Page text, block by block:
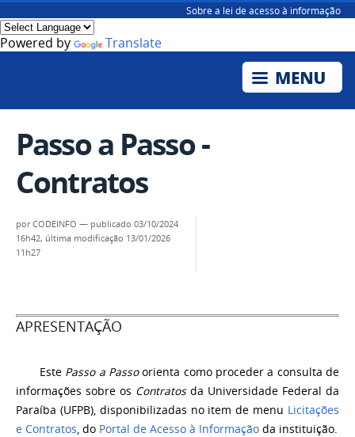
Sobre a lei de acesso à informação
Powered by Translate
Passo a Passo -
Contratos
porCODEINFO — publicado 03/10/2024
16h42, última modificação 13/01/2026
11h27
APRESENTAÇÃO
Este Passo a Passoorienta comoproceder a consulta de
informações sobre os Contratos da Universidade Federal da
Paraíba (UFPB), disponibilizadas no item de menu Licitações
e Contratos, do Portal de Acesso à Informação da instituição.